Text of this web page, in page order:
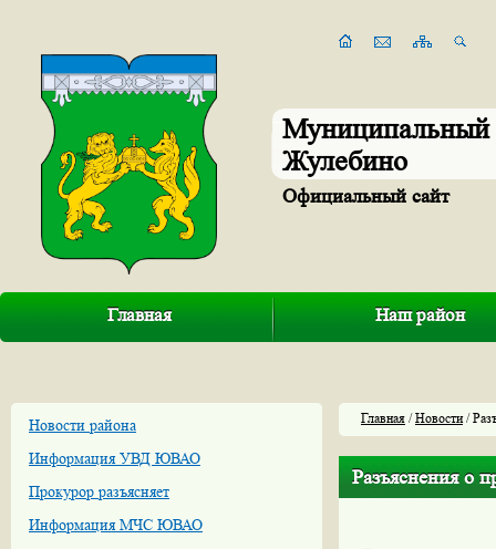
Муниципальный
Жулебино
Официальный сайт
Главная Наш район
Новости района
Информация УВД ЮВАО
Прокурор разъясняет
Информация МЧС ЮВАО
Главная /Новости/
Разъяснения о